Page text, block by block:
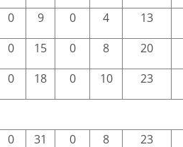
0 9 0 4
13
0 15 0 8
20
0 18 0 10 23
0 31 0 8 23